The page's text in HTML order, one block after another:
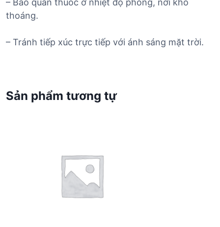
– Bảo quản thuốc ở nhiệt độ phòng, nơi khô
thoáng.
– Tránh tiếp xúc trực tiếp với ánh sáng mặt trời.
Sản phẩm tương tự